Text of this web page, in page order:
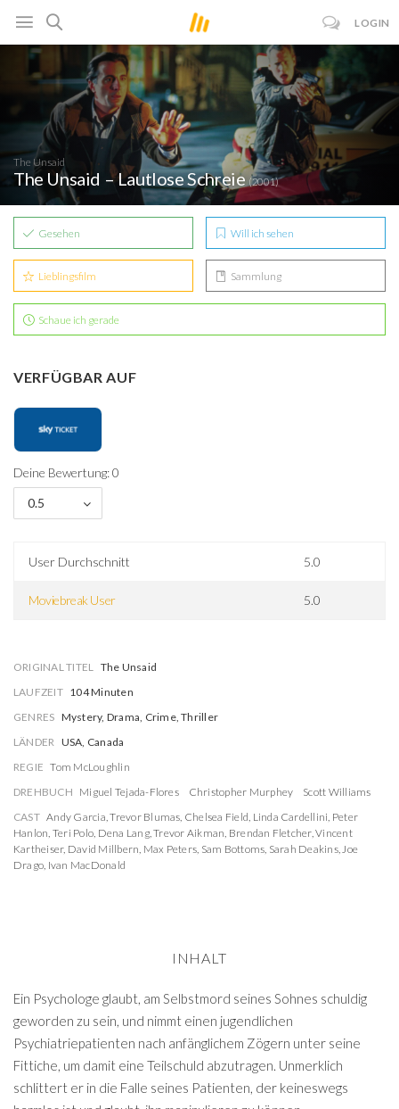
LOGIN
The Unsaid
The Unsaid – Lautlose Schreie(2001)
Gesehen Will ich sehen
Lieblingsfilm Sammlung
Schaue ich gerade
VERFÜGBAR AUF
Deine Bewertung: 0
0.5
User Durchschnitt 5.0
Moviebreak User 5.0
ORIGINAL TITEL The Unsaid
LAUFZEIT 104 Minuten
GENRES Mystery, Drama, Crime, Thriller
LÄNDER USA, Canada
REGIE Tom McLoughlin
DREHBUCH Miguel Tejada-Flores Christopher Murphey
Scott Williams
CAST Andy Garcia,Trevor Blumas, Chelsea Field, Linda Cardellini, Peter
Hanlon, Teri Polo, Dena Lang,Trevor Aikman, Brendan Fletcher,Vincent
Kartheiser, David Millbern, Max Peters, Sam Bottoms, Sarah Deakins,Joe
Drago, Ivan MacDonald
INHALT
Ein Psychologe glaubt, am Selbstmord seines Sohnes schuldig
geworden zu sein, und nimmt einen jugendlichen
Psychiatriepatienten nach anfänglichem Zögern unter seine
Fittiche, um damit eine Teilschuld abzutragen. Unmerklich
schlittert er in die Falle seines Patienten, der keineswegs